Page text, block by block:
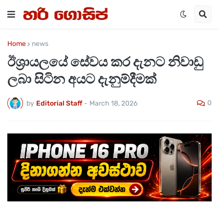
Home news
ඊශ්‍රායලයේ සේවය කර දැනට නිවාඩු
ලබා සිටින අයට දැනුම්දීමක්
by Editorial Staff - March 18, 2026 0